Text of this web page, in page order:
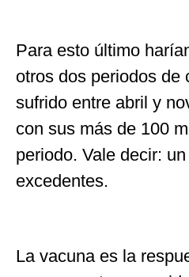
Para esto último
otros dos periodos de
sufrido entre abril y
con sus más de 100
periodo. Vale decir:
excedentes.
La vacuna es la